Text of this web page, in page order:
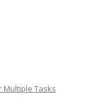
Multiple Tasks